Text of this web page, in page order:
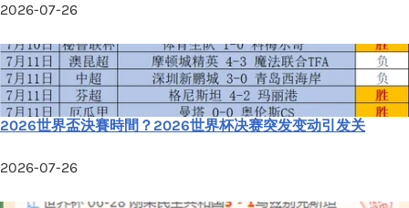
2026-07-26
2026世界盃決賽時間？2026世界杯决赛突发变动引发关
2026-07-26